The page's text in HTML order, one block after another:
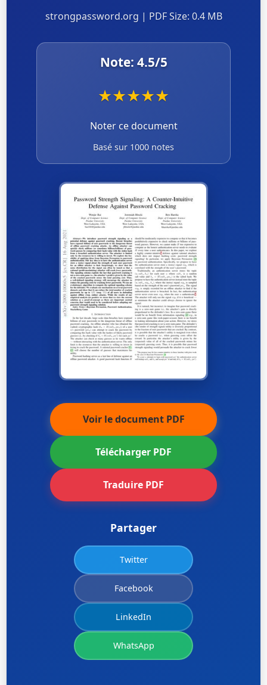
strongpassword.org | PDF Size: 0.4 MB
Note: 4.5/5
★★★★★
Noter ce document
Basé sur 1000 notes
Voir le document PDF
Télécharger PDF
Traduire PDF
Partager
Twitter
Facebook
LinkedIn
WhatsApp